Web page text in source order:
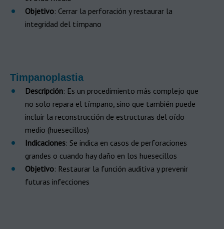
Objetivo: Cerrar la perforación y restaurar la
integridad del tímpano
Timpanoplastia
Descripción: Es un procedimiento más complejo que
no solo repara el tímpano, sino que también puede
incluir la reconstrucción de estructuras del oído
medio (huesecillos)
Indicaciones: Se indica en casos de perforaciones
grandes o cuando hay daño en los huesecillos
Objetivo: Restaurar la función auditiva y prevenir
futuras infecciones